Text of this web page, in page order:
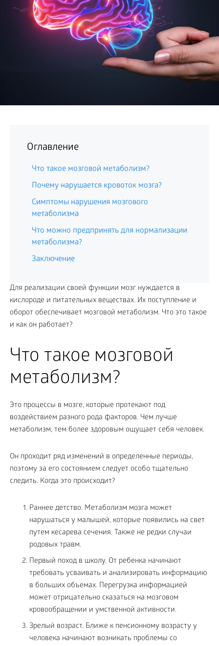
Оглавление
Что такое мозговой метаболизм?
Почему нарушается кровоток мозга?
Симптомы нарушения мозгового
метаболизма
Что можно предпринять для нормализации
метаболизма?
Заключение
Для реализации своей функции мозг нуждается в
кислороде и питательных веществах. Их поступление и
оборот обеспечивает мозговой метаболизм. Что это такое
и как он работает?
Что такое мозговой
метаболизм?
Это процессы в мозге, которые протекают под
воздействием разного рода факторов. Чем лучше
метаболизм, тем более здоровым ощущает себя человек.
Он проходит ряд изменений в определенные периоды,
поэтому за его состоянием следует особо тщательно
следить. Когда это происходит?
Раннее детство. Метаболизм мозга может
нарушаться у малышей, которые появились на свет
путем кесарева сечения. Также не редки случаи
родовых травм.
Первый поход в школу. От ребенка начинают
требовать усваивать и анализировать информацию
в больших объемах. Перегрузка информацией
может отрицательно сказаться на мозговом
кровообращении и умственной активности.
Зрелый возраст. Ближе к пенсионному возрасту у
человека начинают возникать проблемы со